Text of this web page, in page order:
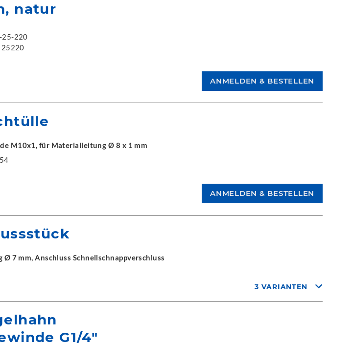
natur
25-220
25220
M10x1, für Materialleitung Ø 8 x 1 mm
Ø 7 mm, Anschluss Schnellschnappverschluss
3 VARIANTEN
G1/4"